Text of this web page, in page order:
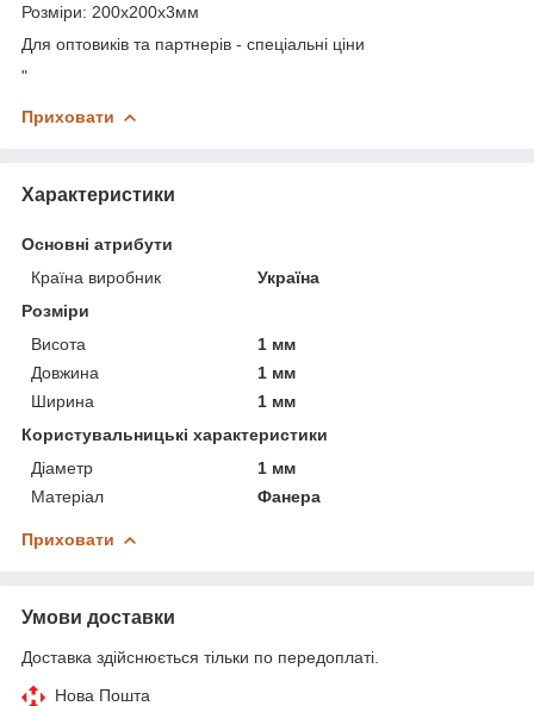
Розміри: 200х200х3мм
Для оптовиків та партнерів - спеціальні ціни
"
Приховати
Характеристики
Основні атрибути
Країна виробник
Україна
Розміри
Висота
1 мм
Довжина
1 мм
Ширина
1 мм
Користувальницькі характеристики
Діаметр
1 мм
Матеріал
Фанера
Приховати
Умови доставки
Доставка здійснюється тільки по передоплаті.
Нова Пошта